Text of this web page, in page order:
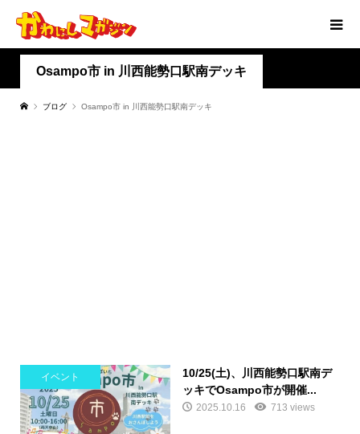
Osampo市 in 川西能勢口駅南デッキ
ブログ Osampo市 in 川西能勢口駅南デッキ
イベント
10/25(土)、川西能勢口駅南デ
ッキでOsampo市が開催...
2025.10.16 713 views